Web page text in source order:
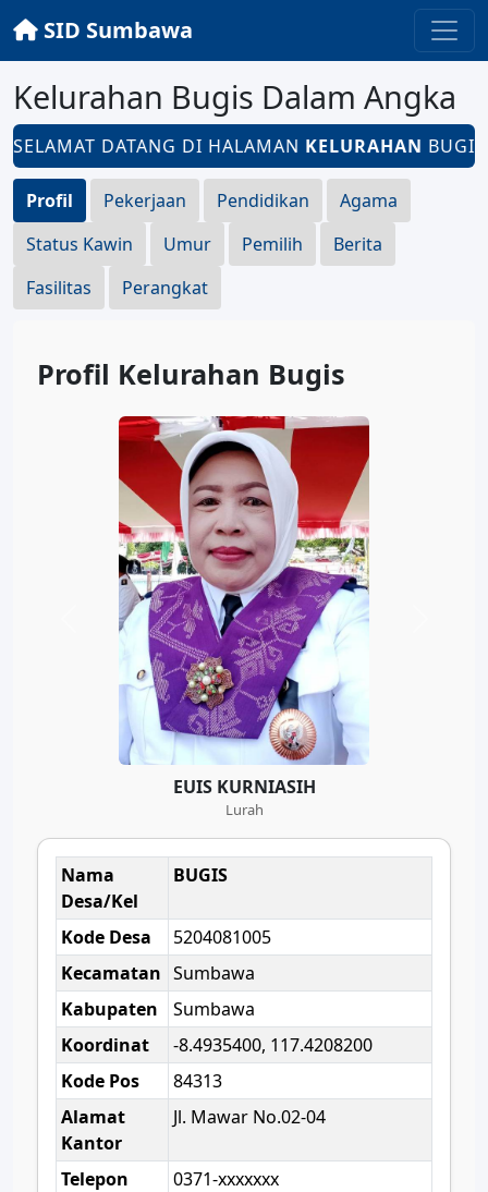
SID Sumbawa
Kelurahan Bugis Dalam Angka
DATANG DI HALAMANKELURAHANBUGIS -
Profil Pekerjaan Pendidikan
Agama
Status Kawin
Umur Pemilih
Berita
Fasilitas
Perangkat
Profil Kelurahan Bugis
EUIS KURNIASIH
Lurah
Nama
Desa/Kel
BUGIS
Kode Desa
5204081005
Kecamatan Sumbawa
Kabupaten
Sumbawa
Koordinat
-8.4935400, 117.4208200
Kode Pos
84313
Alamat
Kantor
Jl. Mawar No.02-04
Telepon
0371-xxxxxxx